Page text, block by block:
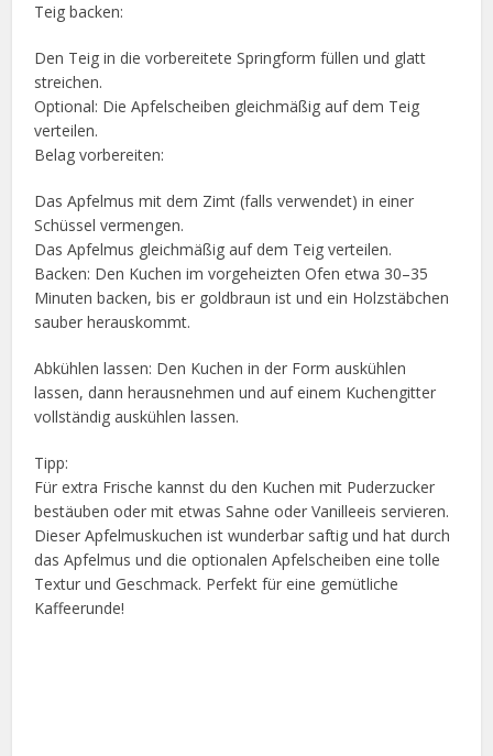
Teig backen:
Den Teig in die vorbereitete Springform füllen und glatt
streichen.
Optional: Die Apfelscheiben gleichmäßig auf dem Teig
verteilen.
Belag vorbereiten:
Das Apfelmus mit dem Zimt (falls verwendet) in einer
Schüssel vermengen.
Das Apfelmus gleichmäßig auf dem Teig verteilen.
Backen: Den Kuchen im vorgeheizten Ofen etwa 30–35
Minuten backen, bis er goldbraun ist und ein Holzstäbchen
sauber herauskommt.
Abkühlen lassen: Den Kuchen in der Form auskühlen
lassen, dann herausnehmen und auf einem Kuchengitter
vollständig auskühlen lassen.
Tipp:
Für extra Frische kannst du den Kuchen mit Puderzucker
bestäuben oder mit etwas Sahne oder Vanilleeis servieren.
Dieser Apfelmuskuchen ist wunderbar saftig und hat durch
das Apfelmus und die optionalen Apfelscheiben eine tolle
Textur und Geschmack. Perfekt für eine gemütliche
Kaffeerunde!